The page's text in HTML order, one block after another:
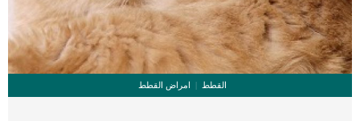
القطط امراض القطط